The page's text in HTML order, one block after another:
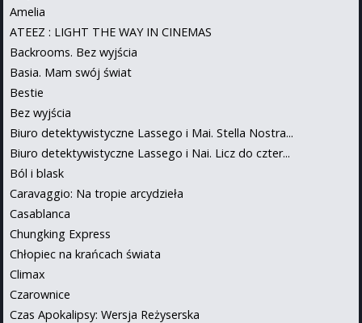
Amelia
ATEEZ : LIGHT THE WAY IN CINEMAS
Backrooms. Bez wyjścia
Basia. Mam swój świat
Bestie
Bez wyjścia
Biuro detektywistyczne Lassego i Mai. Stella Nostra...
Biuro detektywistyczne Lassego i Nai. Licz do czter...
Ból i blask
Caravaggio: Na tropie arcydzieła
Casablanca
Chungking Express
Chłopiec na krańcach świata
Climax
Czarownice
Czas Apokalipsy: Wersja Reżyserska